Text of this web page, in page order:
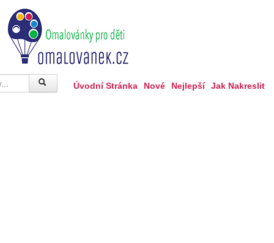
Úvodní Stránka Nové Nejlepší Jak Nakreslit